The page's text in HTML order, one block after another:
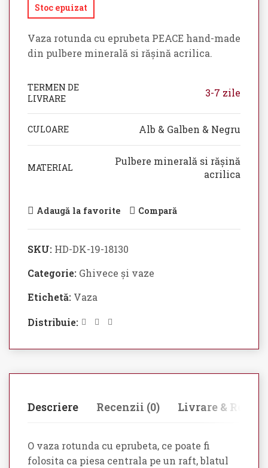
Stoc epuizat
Vaza rotunda cu eprubeta PEACE hand-made
din pulbere minerală si rășină acrilica.
TERMEN DE
LIVRARE
3-7 zile
CULOARE Alb & Galben & Negru
MATERIAL
Pulbere minerală si rășină
acrilica
Adaugă la favorite Compară
SKU: HD-DK-19-18130
Categorie: Ghivece și vaze
Etichetă: Vaza
Distribuie:
Descriere Recenzii (0) Livrare & Retur
O vaza rotunda cu eprubeta, ce poate fi
folosita ca piesa centrala pe un raft, blatul